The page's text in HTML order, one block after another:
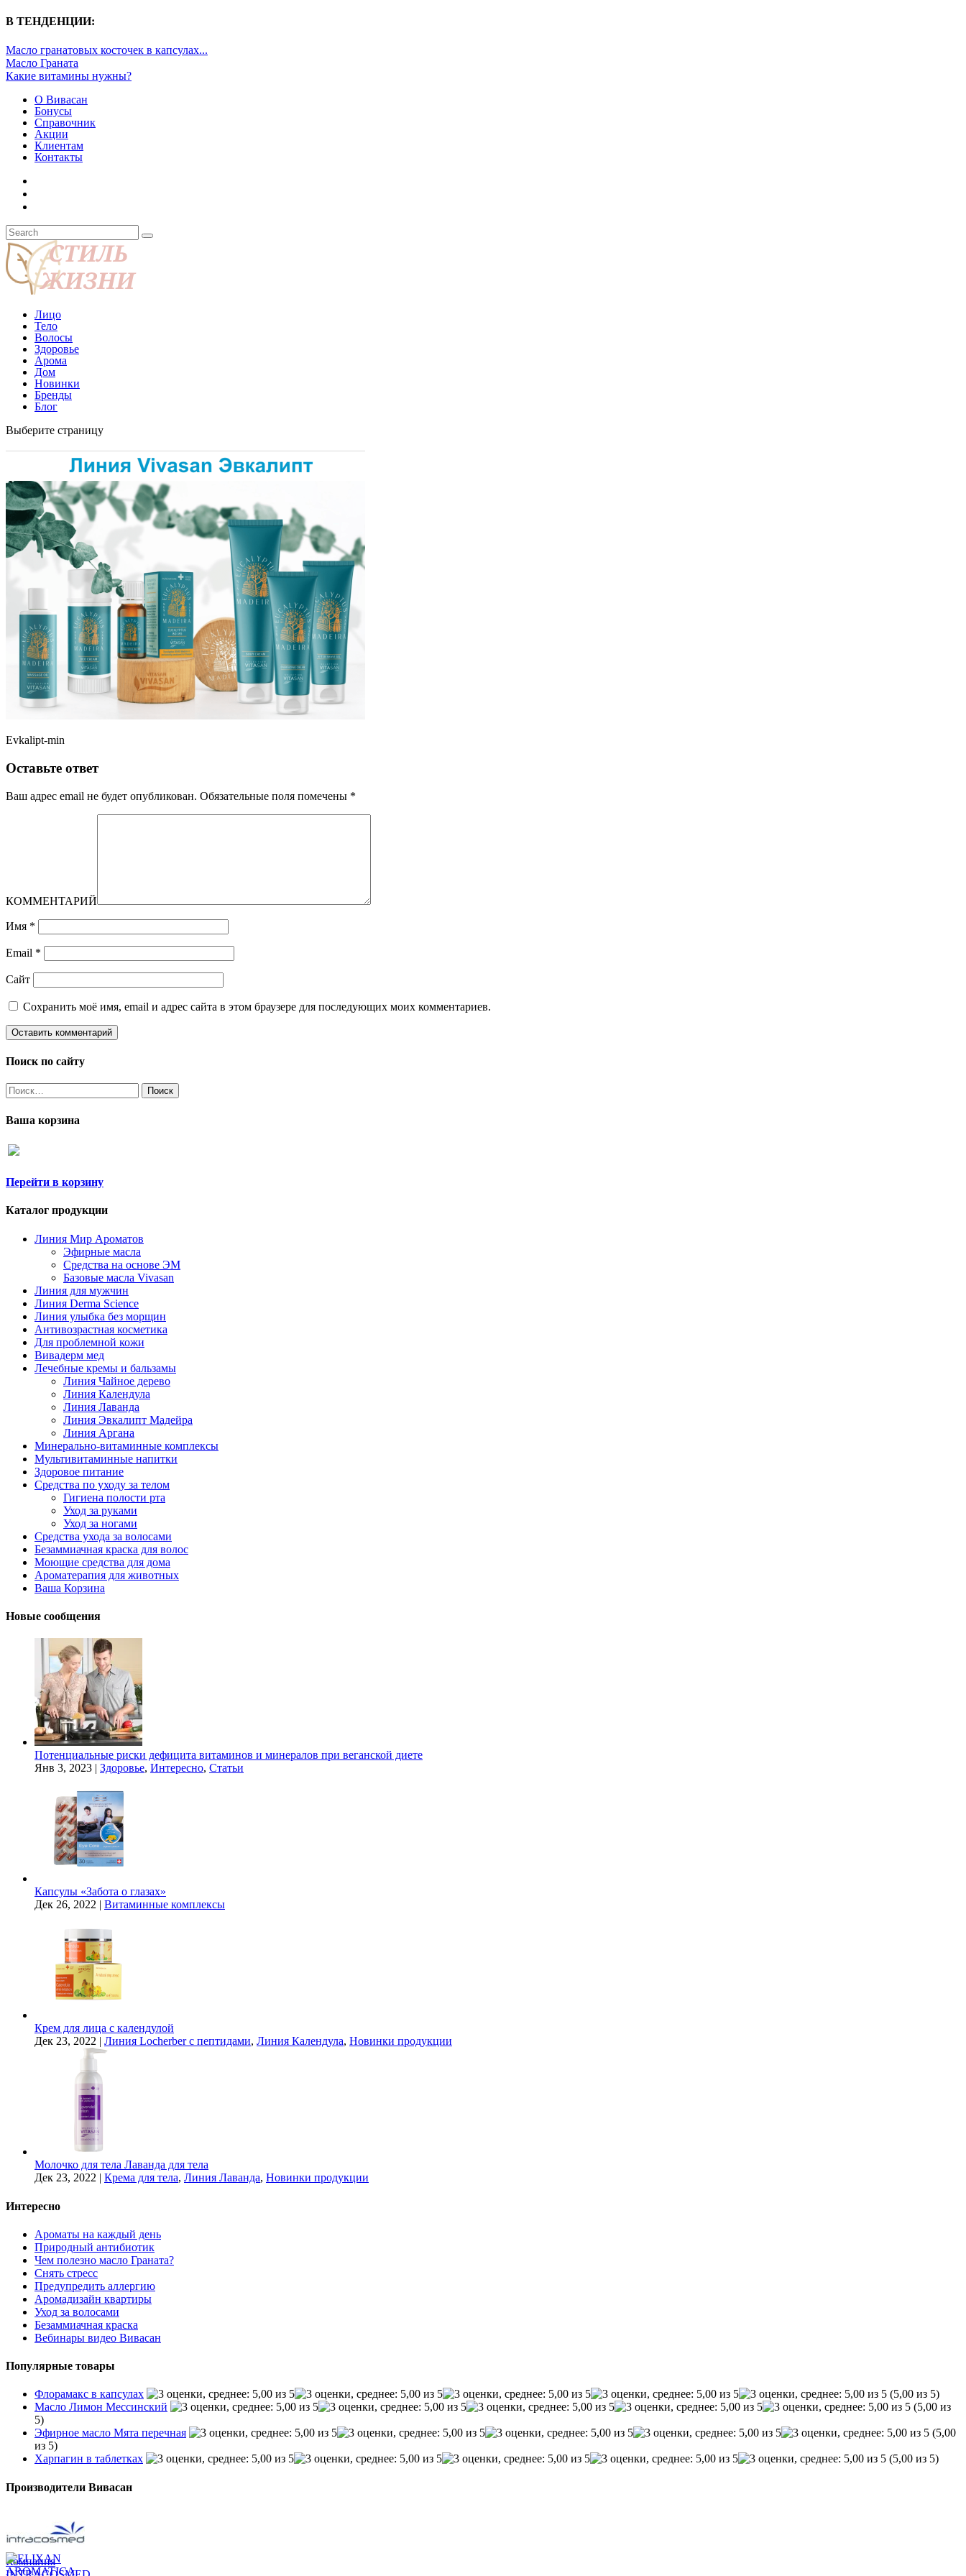
В ТЕНДЕНЦИИ:
Масло гранатовых косточек в капсулах...
Масло Граната
Какие витамины нужны?
О Вивасан
Бонусы
Справочник
Акции
Клиентам
Контакты
Лицо
Тело
Волосы
Здоровье
Арома
Дом
Новинки
Бренды
Блог
Выберите страницу
Evkalipt-min
Оставьте ответ
Ваш адрес email не будет опубликован. Обязательные поля помечены *
КОММЕНТАРИЙ
Имя *
Email *
Сайт
Сохранить моё имя, email и адрес сайта в этом браузере для последующих моих комментариев.
Поиск по сайту
Найти:
Ваша корзина
Перейти в корзину
Каталог продукции
Линия Мир Ароматов
Эфирные масла
Средства на основе ЭМ
Базовые масла Vivasan
Линия для мужчин
Линия Derma Science
Линия улыбка без морщин
Антивозрастная косметика
Для проблемной кожи
Вивадерм мед
Лечебные кремы и бальзамы
Линия Чайное дерево
Линия Календула
Линия Лаванда
Линия Эвкалипт Мадейра
Линия Аргана
Минерально-витаминные комплексы
Мультивитаминные напитки
Здоровое питание
Средства по уходу за телом
Гигиена полости рта
Уход за руками
Уход за ногами
Средства ухода за волосами
Безаммиачная краска для волос
Моющие средства для дома
Ароматерапия для животных
Ваша Корзина
Новые сообщения
Потенциальные риски дефицита витаминов и минералов при веганской диете
Янв 3, 2023 | Здоровье, Интересно, Статьи
Капсулы «Забота о глазах»
Дек 26, 2022 | Витаминные комплексы
Крем для лица с календулой
Дек 23, 2022 | Линия Locherber с пептидами, Линия Календула, Новинки продукции
Молочко для тела Лаванда для тела
Дек 23, 2022 | Крема для тела, Линия Лаванда, Новинки продукции
Интересно
Ароматы на каждый день
Природный антибиотик
Чем полезно масло Граната?
Снять стресс
Предупредить аллергию
Аромадизайн квартиры
Уход за волосами
Безаммиачная краска
Вебинары видео Вивасан
Популярные товары
Флорамакс в капсулах
(5,00 из 5)
Масло Лимон Мессинский
(5,00 из
5)
Эфирное масло Мята перечная
(5,00
из 5)
Харпагин в таблетках
(5,00 из 5)
Производители Вивасан
Компания